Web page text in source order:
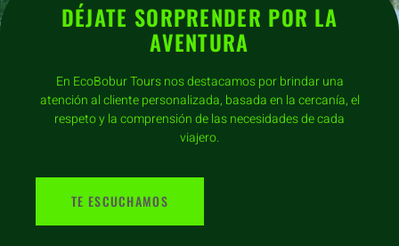
DÉJATE SORPRENDER POR LA
AVENTURA
En EcoBobur Tours nos destacamos por brindar una
atención al cliente personalizada, basada en la cercanía, el
respeto y la comprensión de las necesidades de cada
viajero.
TE ESCUCHAMOS